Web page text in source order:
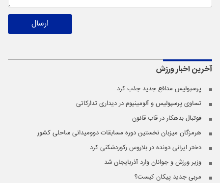
ارسال
آخرین اخبارورزش
پرسپولیس مدافع جدید جذب کرد
تساوی پرسپولیس و آلومینیوم در دیداری تدارکاتی
فوتبال بدهکار در قاب قانون
هرمزگان میزبان نخستین دوره مسابقات دوومیدانی ساحلی کشور
دختر ایرانی دونده در بلاروس رکوردشکنی کرد
وزیر ورزش و جوانان وارد آذربایجان شد
مربی جدید پیکان کیست؟